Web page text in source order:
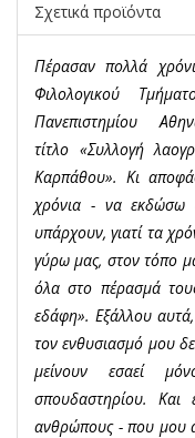
Σχετικά προϊόντα
Πέρασαν πολλά
Φιλολογικού
Πανεπιστημίου
τίτλο «Συλλογή
Καρπάθου». Κι
χρόνια - να εκδώσω
υπάρχουν, γιατί τα
γύρω μας, στον τόπο
όλα στο πέρασμά
εδάφη». Εξάλλου
τον ενθυσιασμό μου
μείνουν εσαεί
σπουδαστηρίου. Και
ανθρώπους - που μου